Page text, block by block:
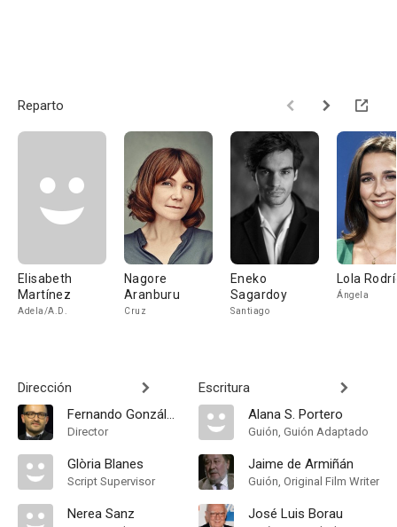
Reparto
Elisabeth
Martínez
Adela/A.D.
Nagore
Aranburu
Cruz
Eneko
Sagardoy
Santiago
Lola
Ángela
Dirección
Fernando González Molina
Director
Glòria Blanes
Script Supervisor
Nerea Sanz
Escritura
Alana S. Portero
Guión, Guión Adaptado
Jaime de Armiñán
Guión, Original Film Writer
José Luis Borau